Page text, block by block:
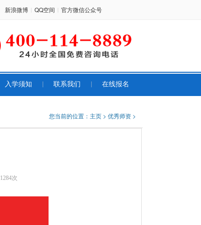
新浪微博 | QQ空间 | 官方微信公众号
入学须知 联系我们 在线报名
您当前的位置： 主页 > 优秀师资 >
1284次